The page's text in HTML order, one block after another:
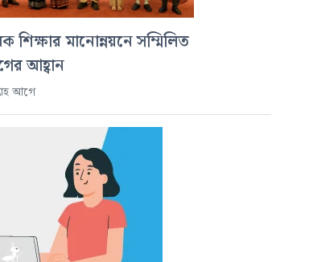
শিক্ষার মানোন্নয়নে সম্মিলিত
আহ্বান
আগে